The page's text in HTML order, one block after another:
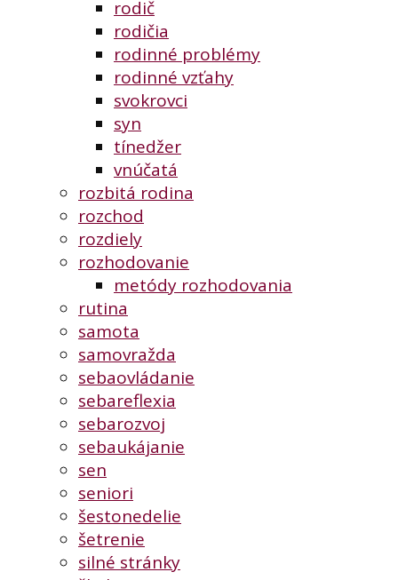
rodič
rodičia
rodinné problémy
rodinné vzťahy
svokrovci
syn
tínedžer
vnúčatá
rozbitá rodina
rozchod
rozdiely
rozhodovanie
metódy rozhodovania
rutina
samota
samovražda
sebaovládanie
sebareflexia
sebarozvoj
sebaukájanie
sen
seniori
šestonedelie
šetrenie
silné stránky